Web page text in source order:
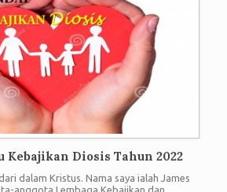
Kebajikan Diosis Tahun 2022
dalam Kristus. Nama saya ialah James